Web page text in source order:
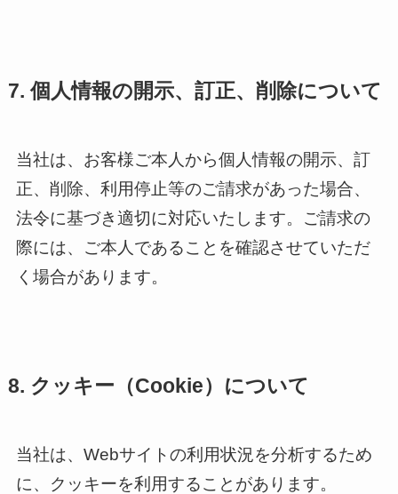
7. 個人情報の開示、訂正、削除について
当社は、お客様ご本人から個人情報の開示、訂
正、削除、利用停止等のご請求があった場合、
法令に基づき適切に対応いたします。ご請求の
際には、ご本人であることを確認させていただ
く場合があります。
8. クッキー（Cookie）について
当社は、Webサイトの利用状況を分析するため
に、クッキーを利用することがあります。